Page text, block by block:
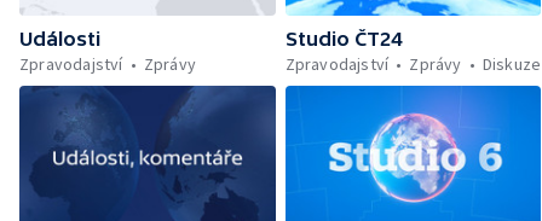
Události
Zpravodajství
Zprávy
Studio ČT24
Zpravodajství
Zprávy Diskuze